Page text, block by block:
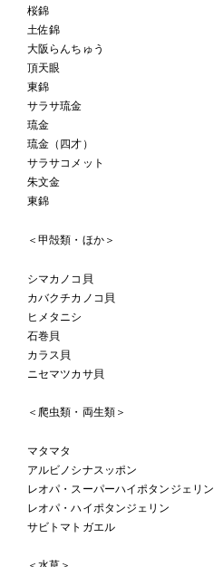
桜錦
土佐錦
大阪らんちゅう
頂天眼
東錦
サラサ琉金
琉金
琉金（四才）
サラサコメット
朱文金
東錦
＜甲殻類・ほか＞
シマカノコ貝
カバクチカノコ貝
ヒメタニシ
石巻貝
カラス貝
ニセマツカサ貝
＜爬虫類・両生類＞
マタマタ
アルビノシナスッポン
レオパ・スーパーハイポタンジェリン
レオパ・ハイポタンジェリン
サビトマトガエル